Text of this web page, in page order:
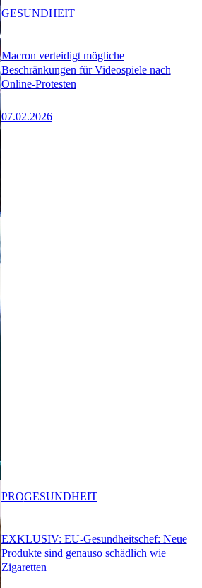
Macron verteidigt mögliche
Beschränkungen für Videospiele nach
Online-Protesten
07.02.2026
GESUNDHEIT
EXKLUSIV: EU-Gesundheitschef: Neue
Produkte sind genauso schädlich wie
Zigaretten
PROGESUNDHEIT